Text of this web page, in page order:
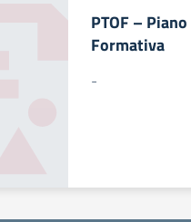
PTOF –
Formativa
-